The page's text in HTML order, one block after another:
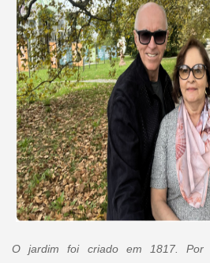
O jardim foi criado em 1817. Por